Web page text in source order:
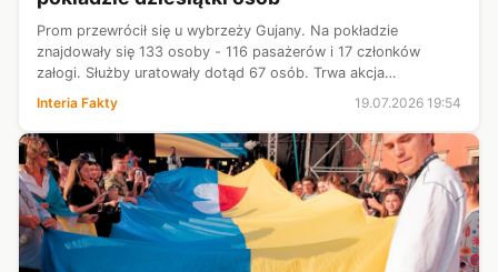
Prom przewrócił się u wybrzeży Gujany. Na pokładzie
znajdowały się 133 osoby - 116 pasażerów i 17 członków
załogi. Służby uratowały dotąd 67 osób. Trwa akcja
poszukiwawczo-ratunkowa.
Interia Fakty 19.07.2026 19:54